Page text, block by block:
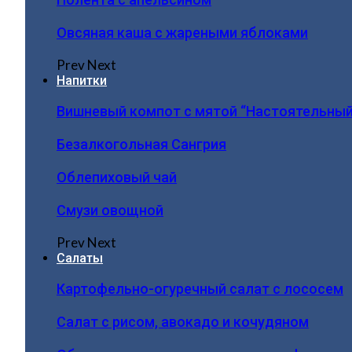
Овсяная каша с жареными яблоками
PrevNext
Напитки
Вишневый компот с мятой
Безалкогольная Сангрия
Облепиховый чай
Смузи овощной
PrevNext
Салаты
Картофельно-огуречный салат с лососем
Салат с рисом, авокадо и кочудяном